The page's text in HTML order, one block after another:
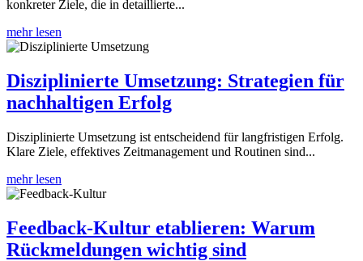
konkreter Ziele, die in detaillierte...
mehr lesen
Disziplinierte Umsetzung: Strategien für
nachhaltigen Erfolg
Disziplinierte Umsetzung ist entscheidend für langfristigen Erfolg.
Klare Ziele, effektives Zeitmanagement und Routinen sind...
mehr lesen
Feedback-Kultur etablieren: Warum
Rückmeldungen wichtig sind